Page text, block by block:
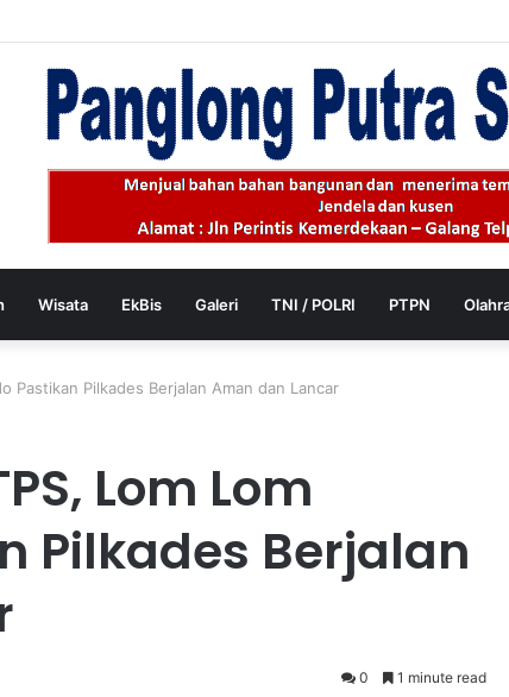
Bersama Forkopimda Sambut Kunjungan Kerja Wakil Presiden RI di
Wisata EkBis Galeri TNI / POLRI PTPN
Pastikan Pilkades Berjalan Aman dan Lancar
Lom Lom
Pilkades Berjalan
0 1 minute read